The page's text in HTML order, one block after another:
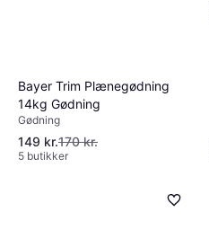
Bayer Trim Plænegødning
14kg Gødning
Gødning
149 kr.170 kr.
5 butikker